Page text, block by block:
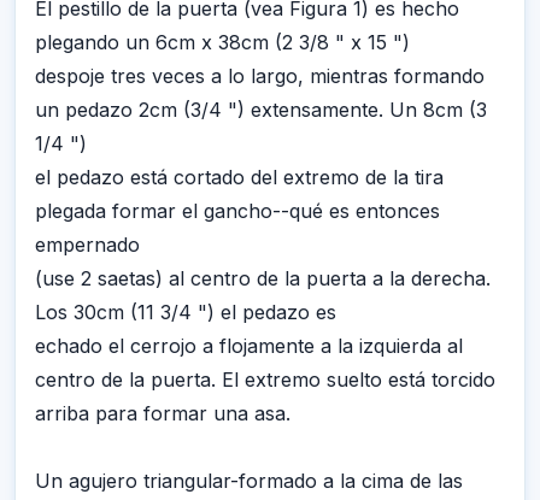
El pestillo de la puerta (vea Figura 1) es hecho
plegando un 6cm x 38cm (2 3/8 " x 15 ")
despoje tres veces a lo largo, mientras formando
un pedazo 2cm (3/4 ") extensamente. Un 8cm (3
1/4 ")
el pedazo está cortado del extremo de la tira
plegada formar el gancho--qué es entonces
empernado
(use 2 saetas) al centro de la puerta a la derecha.
Los 30cm (11 3/4 ") el pedazo es
echado el cerrojo a flojamente a la izquierda al
centro de la puerta. El extremo suelto está torcido
arriba para formar una asa.
Un agujero triangular-formado a la cima de las